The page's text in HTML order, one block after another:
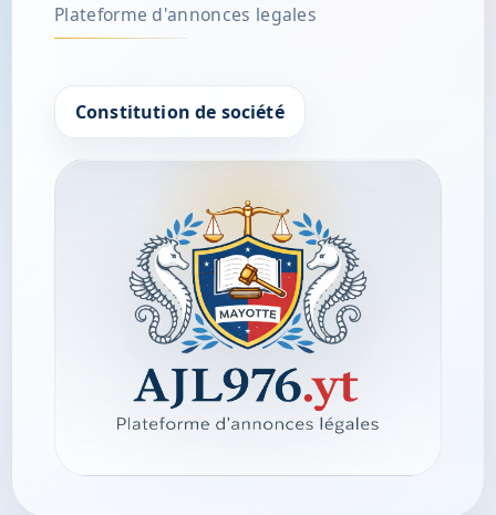
Plateforme d'annonces legales
Constitution de société